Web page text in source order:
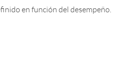
en función del desempeño.